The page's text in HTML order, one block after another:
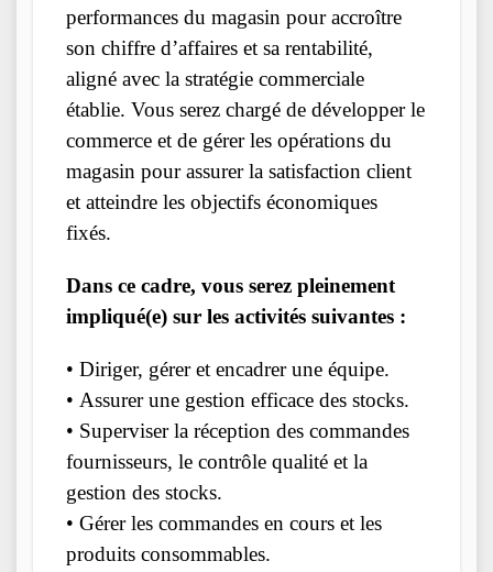
performances du magasin pour accroître
son chiffre d’affaires et sa rentabilité,
aligné avec la stratégie commerciale
établie. Vous serez chargé de développer le
commerce et de gérer les opérations du
magasin pour assurer la satisfaction client
et atteindre les objectifs économiques
fixés.
Dans ce cadre, vous serez pleinement
impliqué(e) sur les activités suivantes :
• Diriger, gérer et encadrer une équipe.
• Assurer une gestion efficace des stocks.
• Superviser la réception des commandes
fournisseurs, le contrôle qualité et la
gestion des stocks.
• Gérer les commandes en cours et les
produits consommables.